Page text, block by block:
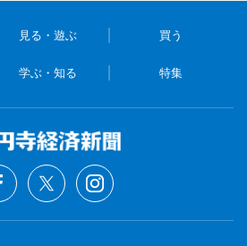
見る・遊ぶ 買う
学ぶ・知る 特集